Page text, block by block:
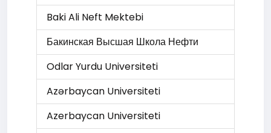
Baki Ali Neft Mektebi
Бакинская Высшая Школа Нефти
Odlar Yurdu Universiteti
Azərbaycan Universiteti
Azerbaycan Universiteti